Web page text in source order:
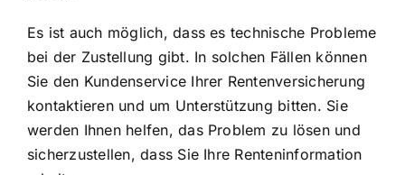
Es ist auch möglich, dass es technische Probleme
bei der Zustellung gibt. In solchen Fällen können
Sie den Kundenservice Ihrer Rentenversicherung
kontaktieren und um Unterstützung bitten. Sie
werden Ihnen helfen, das Problem zu lösen und
sicherzustellen, dass Sie Ihre Renteninformation